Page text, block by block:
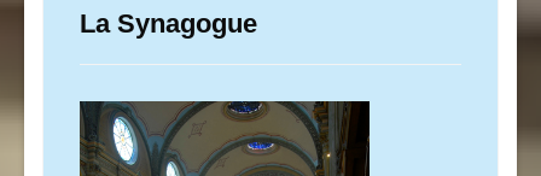
La Synagogue